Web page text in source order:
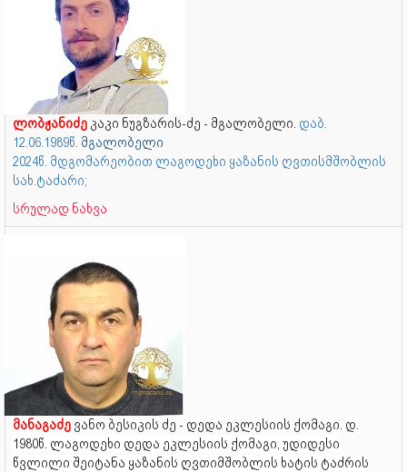
ლობჟანიძე კაკი ნუგზარის-ძე - მგალობელი. დაბ.
12.06.1989წ. მგალობელი
2024წ. მდგომარეობით ლაგოდეხი ყაზანის ღვთისმშობლის
სახ.ტაძარი;
სრულად ნახვა
მანაგაძე ვანო ბესიკის ძე - დედა ეკლესიის ქომაგი. დ.
1980წ. ლაგოდეხი დედა ეკლესიის ქომაგი, უდიდესი
წვლილი შეიტანა ყაზანის ღვთიმშობლის ხატის ტაძრის